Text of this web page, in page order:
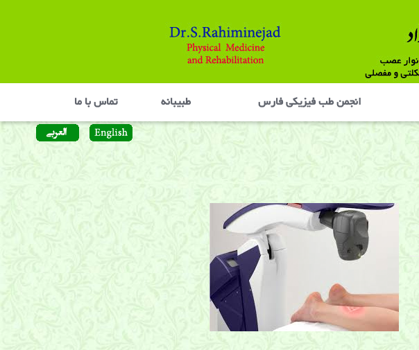
انجمن طب فیزیکی فارس طبیبانه تماس با ما